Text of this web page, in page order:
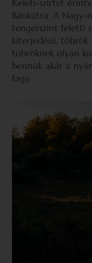
Keleti-szirtet
Bánkútra. A Nagy-
tengerszint feletti
kiterjedésű,
töbröknek olyan
bennük akár a
fagy.